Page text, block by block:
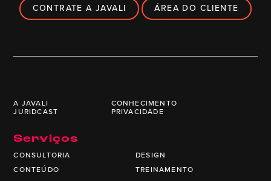
CONTRATE A JAVALI ÁREA DO CLIENTE
A JAVALI CONHECIMENTO
JURIDCAST PRIVACIDADE
Serviços
CONSULTORIA
DESIGN
CONTEÚDO
TREINAMENTO